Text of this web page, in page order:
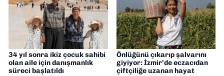
34 yıl sonra ikiz çocuk sahibi
olan aile için danışmanlık
süreci başlatıldı
Önlüğünü çıkarıp şalvarını
giyiyor: İzmir’de eczacıdan
çiftçiliğe uzanan hayat